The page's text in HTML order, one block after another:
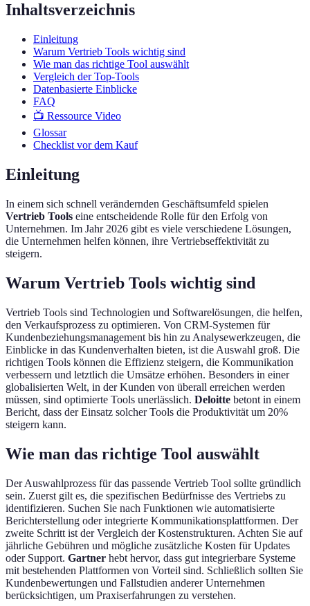
Inhaltsverzeichnis
Einleitung
Warum Vertrieb Tools wichtig sind
Wie man das richtige Tool auswählt
Vergleich der Top-Tools
Datenbasierte Einblicke
FAQ
📺 Ressource Video
Glossar
Checklist vor dem Kauf
Einleitung
In einem sich schnell verändernden Geschäftsumfeld spielen
Vertrieb Tools eine entscheidende Rolle für den Erfolg von
Unternehmen. Im Jahr 2026 gibt es viele verschiedene Lösungen,
die Unternehmen helfen können, ihre Vertriebseffektivität zu
steigern.
Warum Vertrieb Tools wichtig sind
Vertrieb Tools sind Technologien und Softwarelösungen, die helfen,
den Verkaufsprozess zu optimieren. Von CRM-Systemen für
Kundenbeziehungsmanagement bis hin zu Analysewerkzeugen, die
Einblicke in das Kundenverhalten bieten, ist die Auswahl groß. Die
richtigen Tools können die Effizienz steigern, die Kommunikation
verbessern und letztlich die Umsätze erhöhen. Besonders in einer
globalisierten Welt, in der Kunden von überall erreichen werden
müssen, sind optimierte Tools unerlässlich. Deloitte betont in einem
Bericht, dass der Einsatz solcher Tools die Produktivität um 20%
steigern kann.
Wie man das richtige Tool auswählt
Der Auswahlprozess für das passende Vertrieb Tool sollte gründlich
sein. Zuerst gilt es, die spezifischen Bedürfnisse des Vertriebs zu
identifizieren. Suchen Sie nach Funktionen wie automatisierte
Berichterstellung oder integrierte Kommunikationsplattformen. Der
zweite Schritt ist der Vergleich der Kostenstrukturen. Achten Sie auf
jährliche Gebühren und mögliche zusätzliche Kosten für Updates
oder Support. Gartner hebt hervor, dass gut integrierbare Systeme
mit bestehenden Plattformen von Vorteil sind. Schließlich sollten Sie
Kundenbewertungen und Fallstudien anderer Unternehmen
berücksichtigen, um Praxiserfahrungen zu verstehen.